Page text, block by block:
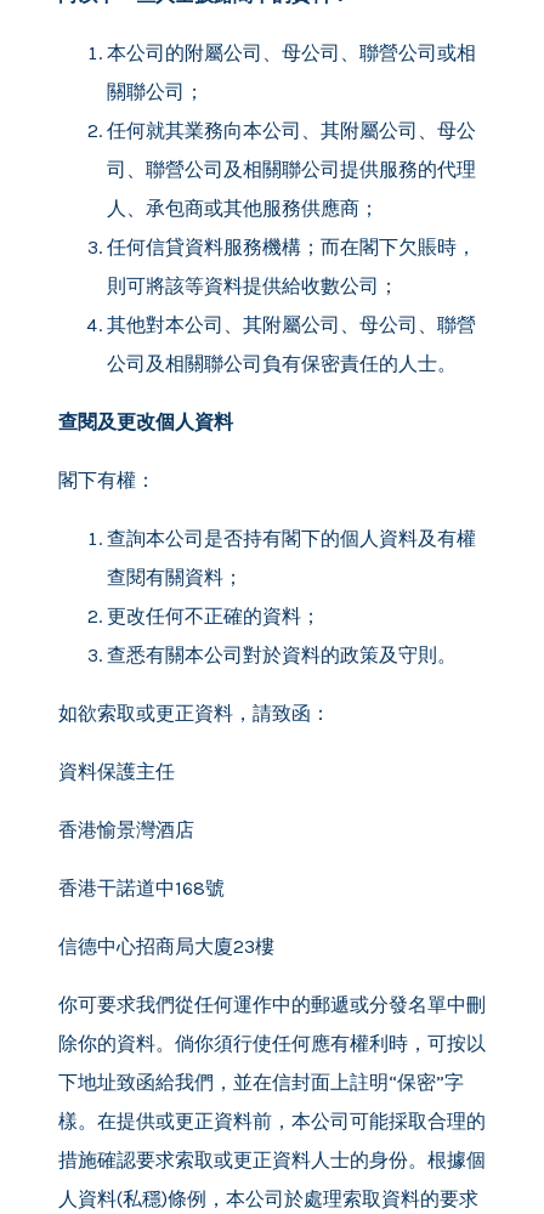
本公司的附屬公司、母公司、聯營公司或相
關聯公司；
任何就其業務向本公司、其附屬公司、母公
司、聯營公司及相關聯公司提供服務的代理
人、承包商或其他服務供應商；
任何信貸資料服務機構；而在閣下欠賬時，
則可將該等資料提供給收數公司；
其他對本公司、其附屬公司、母公司、聯營
公司及相關聯公司負有保密責任的人士。
查閱及更改個人資料
閣下有權：
查詢本公司是否持有閣下的個人資料及有權
查閱有關資料；
更改任何不正確的資料；
查悉有關本公司對於資料的政策及守則。
如欲索取或更正資料，請致函：
資料保護主任
香港愉景灣酒店
香港干諾道中168號
信德中心招商局大廈23樓
你可要求我們從任何運作中的郵遞或分發名單中刪
除你的資料。倘你須行使任何應有權利時，可按以
下地址致函給我們，並在信封面上註明“保密”字
樣。在提供或更正資料前，本公司可能採取合理的
措施確認要求索取或更正資料人士的身份。根據個
人資料(私穩)條例，本公司於處理索取資料的要求